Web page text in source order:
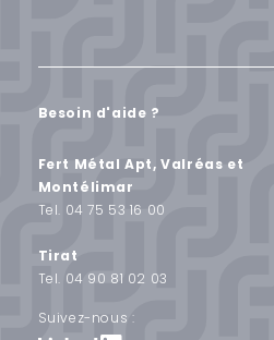
Besoin d'aide ?
Fert Métal Apt, Valréas et
Montélimar
Tel. 04 75 53 16 00
Tirat
Tel. 04 90 81 02 03
Suivez-nous :